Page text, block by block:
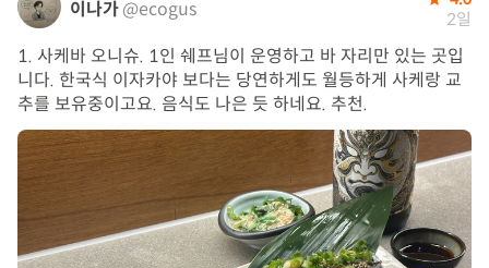
이나가@ecogus 2일
1. 사케바 오니슈. 1인 쉐프님이 운영하고 바 자리만 있는 곳입
니다. 한국식 이자카야 보다는 당연하게도 월등하게 사케랑 교
추를 보유중이고요. 음식도 나은 듯 하네요. 추천.